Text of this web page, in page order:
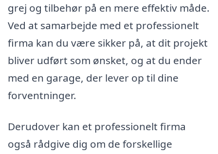
grej og tilbehør på en mere effektiv måde.
Ved at samarbejde med et professionelt
firma kan du være sikker på, at dit projekt
bliver udført som ønsket, og at du ender
med en garage, der lever op til dine
forventninger.
Derudover kan et professionelt firma
også rådgive dig om de forskellige